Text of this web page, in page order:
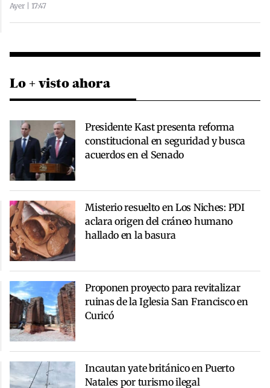
Ayer | 17:47
Lo + visto ahora
Presidente Kast presenta reforma
constitucional en seguridad y busca
acuerdos en el Senado
Misterio resuelto en Los Niches: PDI
aclara origen del cráneo humano
hallado en la basura
Proponen proyecto para revitalizar
ruinas de la Iglesia San Francisco en
Curicó
Incautan yate británico en Puerto
Natales por turismo ilegal